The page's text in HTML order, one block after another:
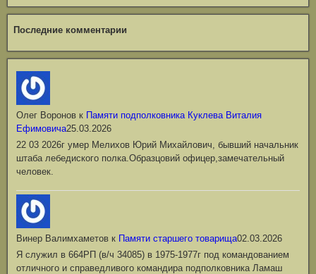
Последние комментарии
Олег Воронов к Памяти подполковника Куклева Виталия
Ефимовича25.03.2026
22 03 2026г умер Мелихов Юрий Михайлович, бывший начальник
штаба лебедиского полка.Образцовий офицер,замечательный
человек.
Винер Валимхаметов к Памяти старшего товарища02.03.2026
Я служил в 664РП (в/ч 34085) в 1975-1977г под командованием
отличного и справедливого командира подполковника Ламаш